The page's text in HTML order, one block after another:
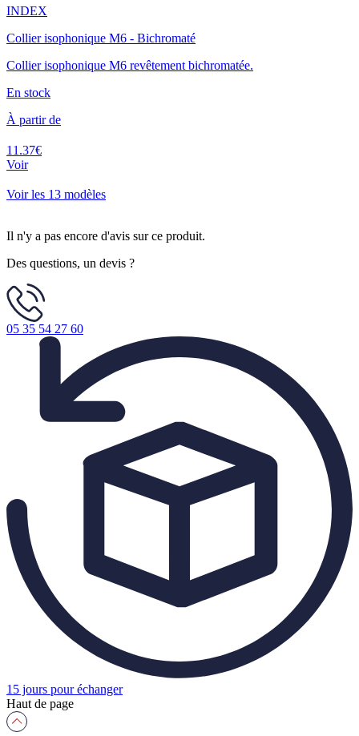
INDEX
Collier isophonique M6 - Bichromaté
Collier isophonique M6 revêtement bichromatée.
En stock
À partir de
11.37€
Voir
Voir les 13 modèles
Il n'y a pas encore d'avis sur ce produit.
Des questions, un devis ?
05 35 54 27 60
15 jours pour échanger
Haut de page